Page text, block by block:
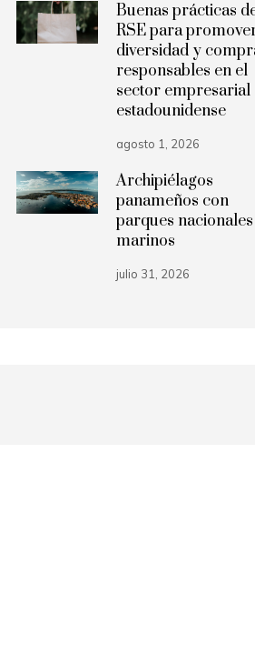
Buenas prácticas
RSE para
diversidad y
responsables en el
sector empresarial
estadounidense
agosto 1, 2026
Archipiélagos
panameños con
parques nacionales
marinos
julio 31, 2026